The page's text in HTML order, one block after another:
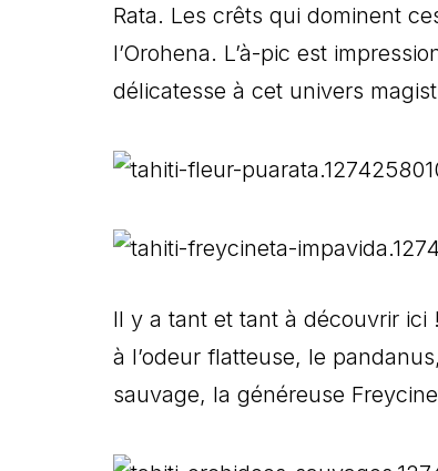
Rata. Les crêts qui dominent
l’Orohena. L’à-pic est
délicatesse à cet univers
Il y a tant et tant à découvrir ici
à l’odeur flatteuse, le
sauvage, la généreuse